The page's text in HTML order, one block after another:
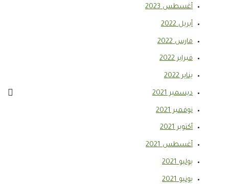
أغسطس 2023
أبريل 2022
مارس 2022
فبراير 2022
يناير 2022
ديسمبر 2021
نوفمبر 2021
أكتوبر 2021
أغسطس 2021
يوليو 2021
يونيو 2021